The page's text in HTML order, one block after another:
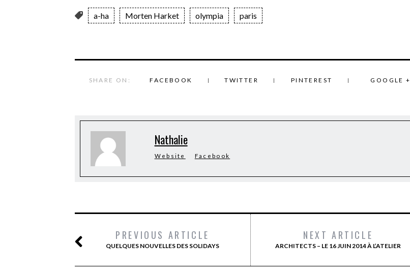
a-ha Morten Harket olympia paris
SHARE ON: FACEBOOK TWITTER PINTEREST GOOGLE +
Nathalie
Website Facebook
PREVIOUS ARTICLE
QUELQUES NOUVELLES DES SOLIDAYS
NEXT ARTICLE
ARCHITECTS – LE 16 JUIN 2014 À L’ATELIER